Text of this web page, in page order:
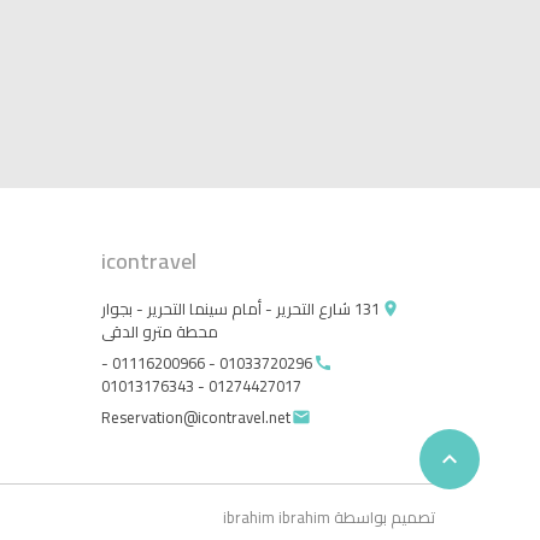

icontravel
place 131 شارع التحرير - أمام سينما التحرير - بجوار
محطة مترو الدقى
call
01033720296 - 01116200966 -
01274427017 - 01013176343
email
Reservation@icontravel.net
تصميم بواسطة ibrahim ibrahim